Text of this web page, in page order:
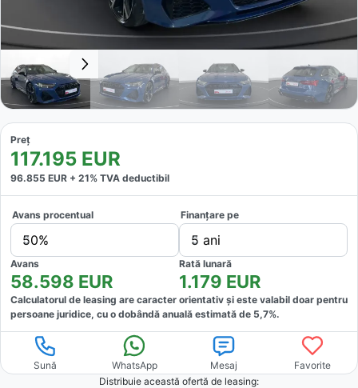
Preț
117.195 EUR
96.855 EUR + 21% TVA deductibil
Avans procentual
50%
Finanțare pe
5 ani
Avans
58.598 EUR
Rată lunară
1.179 EUR
Calculatorul de leasing are caracter orientativ și este valabil doar pentru
persoane juridice, cu o dobândă anuală estimată de 5,7%.
Sună WhatsApp Mesaj
Favorite
Distribuie această ofertă de leasing: